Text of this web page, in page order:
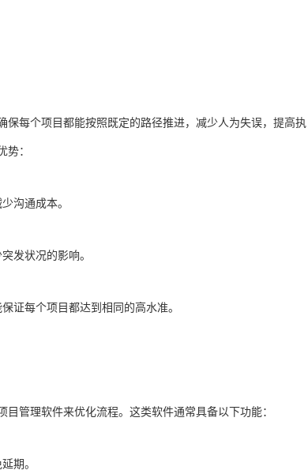
每个项目都能按照既定的路径推进，减少人为失误，提高执
势：
沟通成本。
发状况的影响。
证每个项目都达到相同的高水准。
管理软件来优化流程。这类软件通常具备以下功能：
期。